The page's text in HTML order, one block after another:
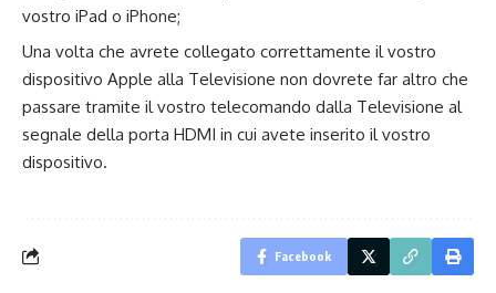
vostro iPad o iPhone;
Una volta che avrete collegato correttamente il vostro
dispositivo Apple alla Televisione non dovrete far altro che
passare tramite il vostro telecomando dalla Televisione al
segnale della porta HDMI in cui avete inserito il vostro
dispositivo.
Facebook